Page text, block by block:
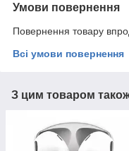
Умови повернення
Повернення товару
Всі умови повернення
З цим товаром